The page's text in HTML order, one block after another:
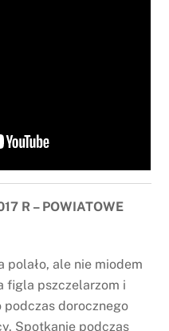
R – POWIATOWE
polało, ale nie miodem
figla pszczelarzom i
podczas dorocznego
Spotkanie podczas